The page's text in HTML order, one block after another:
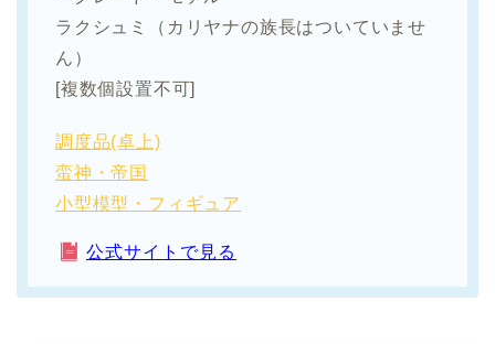
ラクシュミ（カリヤナの族長はついていませ
ん）
[複数個設置不可]
調度品(卓上)
蛮神・帝国
小型模型・フィギュア
公式サイトで見る